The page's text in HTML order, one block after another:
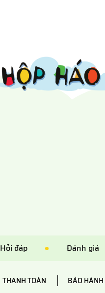
Hỏi đáp Đánh giá
THANH TOÁN BẢO